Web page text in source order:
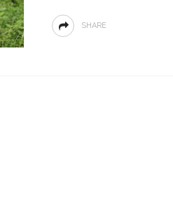
SHARE